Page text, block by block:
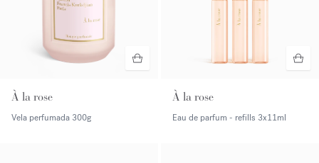
À la rose
Vela perfumada 300g
À la rose
Eau de parfum - refills 3x11ml